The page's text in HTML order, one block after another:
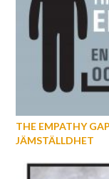
THE EMPATHY
JÄMSTÄLLDHET